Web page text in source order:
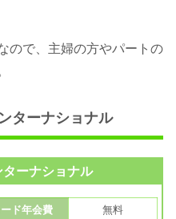
ので、主婦の方やパートの
ターナショナル
ーナショナル
ド年会費 無料